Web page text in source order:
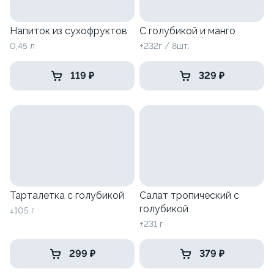
Напиток из сухофруктов
0,45 л
119 ₽
С голубикой и манго
±232г / 8шт.
329 ₽
Тарталетка с голубикой
±105 г
299 ₽
Салат тропический с
голубикой
±231 г
379 ₽